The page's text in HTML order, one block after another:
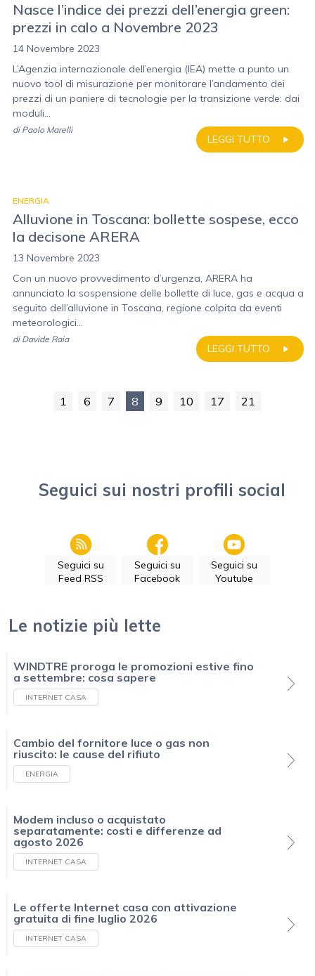
Nasce l’indice dei prezzi dell’energia green:
prezzi in calo a Novembre 2023
14 Novembre 2023
L’Agenzia internazionale dell’energia (IEA) mette a punto un
nuovo tool di misurazione per monitorare l’andamento dei
prezzi di un paniere di tecnologie per la transizione verde: dai
moduli...
LEGGI TUTTO
di Paolo Marelli
ENERGIA
Alluvione in Toscana: bollette sospese, ecco
la decisone ARERA
13 Novembre 2023
Con un nuovo provvedimento d’urgenza, ARERA ha
annunciato la sospensione delle bollette di luce, gas e acqua a
seguito dell’alluvione in Toscana, regione colpita da eventi
meteorologici...
LEGGI TUTTO
di Davide Raia
1 6 7 8 9 10 17 21
Seguici sui nostri profili social
Seguici su
Feed RSS
Seguici su
Facebook
Seguici su
Youtube
Le notizie più lette
WINDTRE proroga le promozioni estive fino
a settembre: cosa sapere
INTERNET CASA
Cambio del fornitore luce o gas non
riuscito: le cause del rifiuto
ENERGIA
Modem incluso o acquistato
separatamente: costi e differenze ad
agosto 2026
INTERNET CASA
Le offerte Internet casa con attivazione
gratuita di fine luglio 2026
INTERNET CASA